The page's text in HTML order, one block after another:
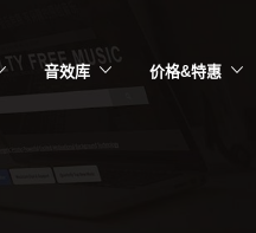
音效库 价格&特惠